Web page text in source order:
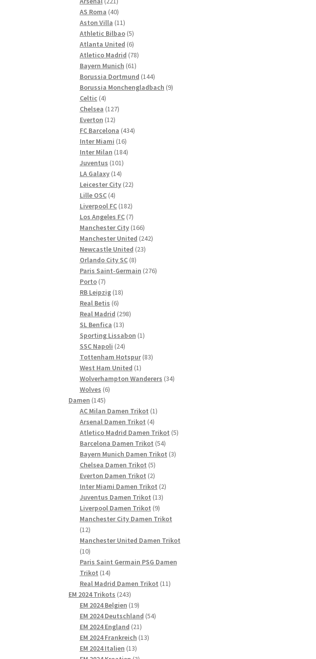
Produkte
AS Roma 4040
Produkte
Aston Villa 1111
Produkte
Athletic Bilbao 55
Produkte
Atlanta United 66
Produkte
Atletico Madrid 7878
Bayern Munich 6161
Produkte
Borussia Dortmund 144144
Produkte
Borussia Monchengladbach 99
Celtic 44
Produkte
Chelsea 127127
Everton 1212
Produkte
FC Barcelona 434434
Inter Miami 1616
Produkte
Inter Milan 184184
Juventus 101101
Produkte
LA Galaxy 1414
Produkte
Leicester City 2222
Lille OSC 44
Produkte
Liverpool FC 182182
Produkte
Los Angeles FC 77
Produkte
Manchester City 166166
Produkte
Manchester United 242242
Newcastle United 2323
Orlando City SC 88
Produkte
Paris Saint-Germain 276276
Porto 77
Produkte
RB Leipzig 1818
Real Betis 66
Produkte
Real Madrid 298298
SL Benfica 1313
Produkte
Sporting Lissabon 11
SSC Napoli 2424
Produkte
Tottenham Hotspur 8383
West Ham United 11
Produkt
Wolverhampton Wanderers 3434
Wolves 66
Damen 145145
Produkte
AC Milan Damen Trikot 11
Arsenal Damen Trikot 44
Produkte
Atletico Madrid Damen Trikot 55
Barcelona Damen Trikot 5454
Produkte
Bayern Munich Damen Trikot 33
Chelsea Damen Trikot 55
Produkte
Everton Damen Trikot 22
Produkte
Inter Miami Damen Trikot 22
Juventus Damen Trikot 1313
Liverpool Damen Trikot 99
Produkte
Manchester City Damen Trikot
1212
Produkte
Manchester United Damen Trikot
1010
Produkte
Paris Saint Germain PSG Damen
Trikot 1414
Produkte
Real Madrid Damen Trikot 1111
EM 2024 Trikots 243243
Produkte
EM 2024 Belgien 1919
Produkte
EM 2024 Deutschland 5454
EM 2024 England 2121
Produkte
EM 2024 Frankreich 1313
EM 2024 Italien 1313